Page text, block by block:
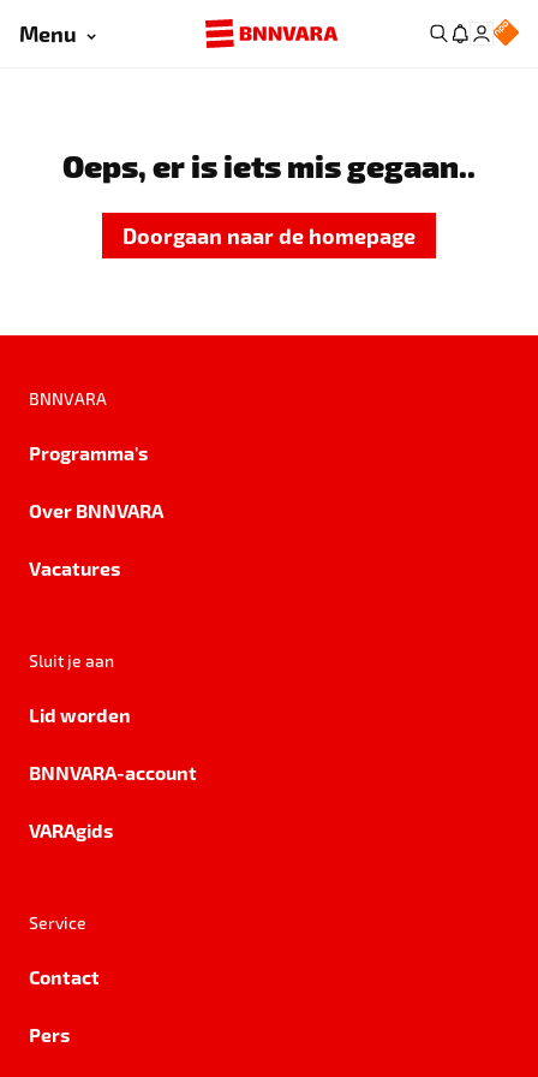
Menu
Oeps, er is iets mis gegaan..
Doorgaan naar de homepage
BNNVARA
Programma's
Over BNNVARA
Vacatures
Sluit je aan
Lid worden
BNNVARA-account
VARAgids
Service
Contact
Pers